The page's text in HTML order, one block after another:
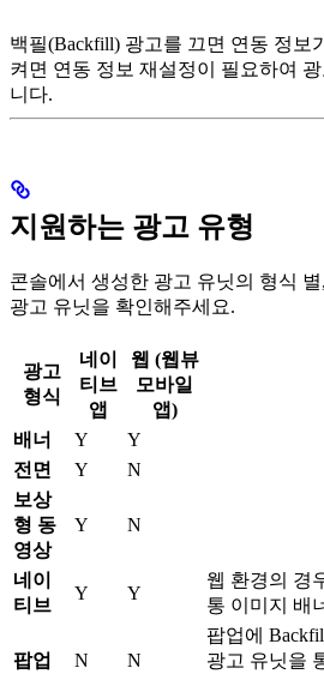
백필(Backfill) 광고를 끄면 연동 정보
켜면 연동 정보 재설정이 필요하여
니다.
지원하는 광고 유형
콘솔에서 생성한 광고 유닛의 형식
광고 유닛을 확인해주세요.
광고
형식
네이
티브
앱
웹 (웹뷰
모바일
앱)
배너 Y
Y
전면
Y
N
보상
형 동
영상
Y N
네이
티브
Y Y
웹 환경의 경
통 이미지 배
팝업 N N
팝업에
광고 유닛을